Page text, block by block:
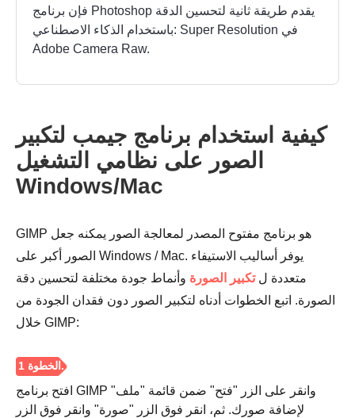
الخطوة 1.
الخطوة 2.
فإن برنامج Photoshop يقدم طريقة ثانية لتحسين الدقة
باستخدام الذكاء الاصطناعي: Super Resolution في
Adobe Camera Raw.
كيفية استخدام برنامج جيمب لتكبير
الصور على نظامي التشغيل
Windows/Mac
GIMP هو برنامج مفتوح المصدر لمعالجة الصور يمكنه جعل
الصور أكبر على Windows / Mac. يوفر أساليب الاستيفاء
متعددة لتكبير الصورة وأنماط جودة مختلفة لتحسين دقة
الصورة. اتبع الخطوات أدناه لتكبير الصور دون فقدان الجودة من
خلال GIMP:
افتح برنامج GIMP وانقر على الزر "فتح" ضمن قائمة "ملف"
لإضافة صورك. ثم، انقر فوق الزر "صورة" وانقر فوق الزر